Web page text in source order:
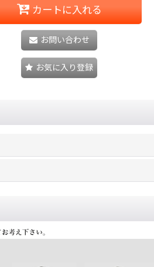
カートに入れる
お問い合わせ
お気に入り登録